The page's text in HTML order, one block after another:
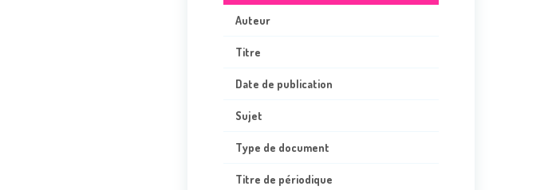
Auteur
Titre
Date de publication
Sujet
Type de document
Titre de périodique